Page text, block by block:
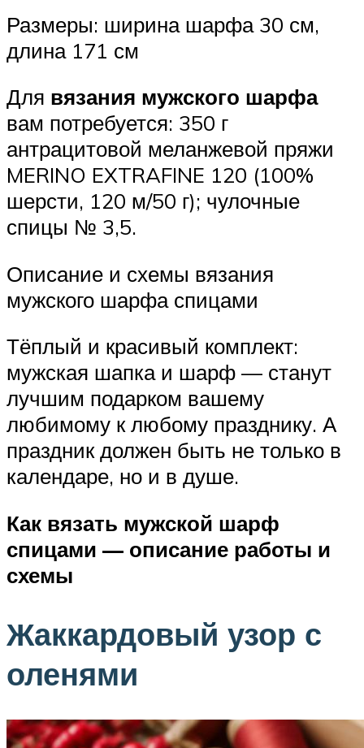
Размеры: ширина шарфа 30 см,
длина 171 см
Для вязания мужского шарфа
вам потребуется: 350 г
антрацитовой меланжевой пряжи
MERINO EXTRAFINE 120 (100%
шерсти, 120 м/50 г); чулочные
спицы № 3,5.
Описание и схемы вязания
мужского шарфа спицами
Тёплый и красивый комплект:
мужская шапка и шарф — станут
лучшим подарком вашему
любимому к любому празднику. А
праздник должен быть не только в
календаре, но и в душе.
Как вязать мужской шарф
спицами — описание работы и
схемы
Жаккардовый узор с
оленями